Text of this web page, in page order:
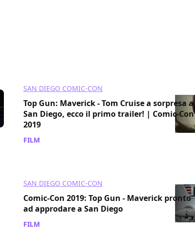
SAN DIEGO COMIC-CON
Top Gun: Maverick - Tom Cruise a sorpresa a
San Diego, ecco il primo trailer! | Comic-Con
2019
FILM
SAN DIEGO COMIC-CON
Comic-Con 2019: Top Gun - Maverick pronto
ad approdare a San Diego
FILM